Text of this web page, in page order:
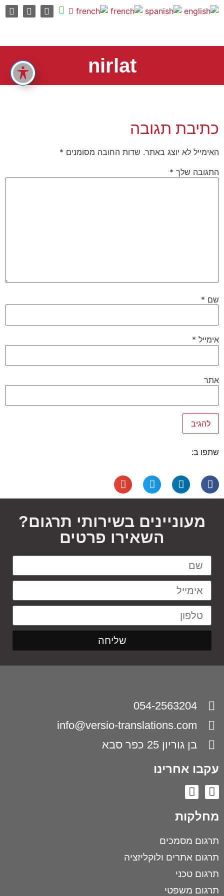
nirlat
כתיבת תגובה
האימייל לא יוצג באתר. שדות החובה מסומנים *
התגובה שלך *
שם *
אימייל *
אתר
שתפו ב:
מעוניינים בשירותי תרגום?
השאירו פרטים
שליחה
מחלקות
תרגום מסמכים
תרגום אתרים ולוקליזציה
תרגום טכני
תרגום משפטי
עקבו אחרינו
054-2563204
info@versio-translations.com
בן גוריון 25 כפר סבא